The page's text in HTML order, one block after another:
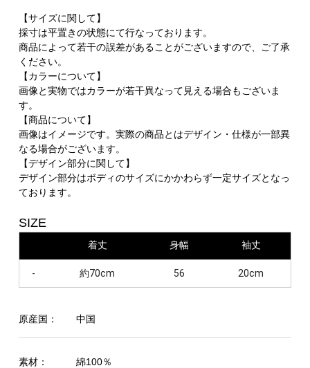
【サイズに関して】
採寸は平置きの状態にて行なっております。
商品によって若干の誤差があることがございますので、ご了承
ください。
【カラーについて】
画像と実物ではカラーが若干異なって見える場合もございま
す。
【商品について】
画像はイメージです。実際の商品とはデザイン・仕様が一部異
なる場合がございます。
【デザイン部分に関して】
デザイン部分はボディのサイズにかかわらず一定サイズとなっ
ております。
SIZE
着丈 身幅 袖丈
- 約70cm 56 20cm
原産国： 中国
素材： 綿100％